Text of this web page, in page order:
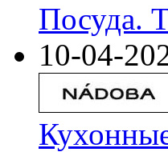
Посуда.
10-04-